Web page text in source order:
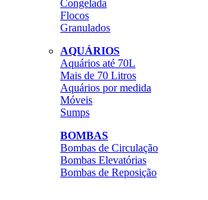
Congelada
Flocos
Granulados
AQUÁRIOS
Aquários até 70L
Mais de 70 Litros
Aquários por medida
Móveis
Sumps
BOMBAS
Bombas de Circulação
Bombas Elevatórias
Bombas de Reposição